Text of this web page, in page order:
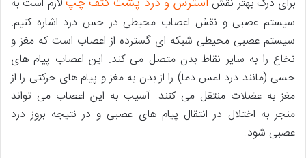
سیستم عصبی و نقش اعصاب محیطی در حس درد اشاره کنیم.
سیستم عصبی محیطی شبکه ای گسترده از اعصاب است که مغز و
نخاع را به سایر نقاط بدن متصل می کند. این اعصاب پیام های
حسی (مانند درد لمس دما) را از بدن به مغز و پیام های حرکتی را از
مغز به عضلات منتقل می کنند. آسیب به این اعصاب می تواند
منجر به اختلال در انتقال پیام های عصبی و در نتیجه بروز درد
عصبی شود.